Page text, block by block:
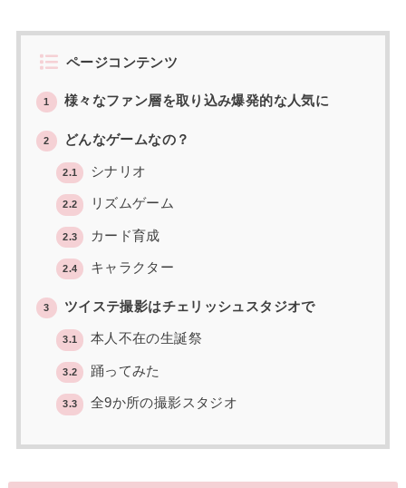
ページコンテンツ
1 様々なファン層を取り込み爆発的な人気に
2 どんなゲームなの？
2.1 シナリオ
2.2 リズムゲーム
2.3 カード育成
2.4 キャラクター
3 ツイステ撮影はチェリッシュスタジオで
3.1 本人不在の生誕祭
3.2 踊ってみた
3.3 全9か所の撮影スタジオ